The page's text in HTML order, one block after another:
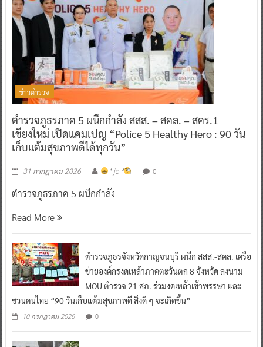
ข่าวตำรวจ
ตำรวจภูธรภาค 5 ผนึกกำลัง สสส. – สคล. – สคร.1
เชียงใหม่ เปิดแคมเปญ “Police 5 Healthy Hero : 90 วัน
เก็บแต้มสุขภาพดีได้ทุกวัน”
31 กรกฎาคม 2026 ^ jo ^ 0
ตำรวจภูธรภาค 5 ผนึกกำลัง
Read More
ตำรวจภูธรจังหวัดกาญจนบุรี ผนึก สสส.-สคล. เครือ
ข่ายองค์กรงดเหล้าภาคตะวันตก 8 จังหวัด ลงนาม
MOU ตำรวจ 21 สภ. ร่วมงดเหล้าเข้าพรรษา และ
ชวนคนไทย “90 วันเก็บแต้มสุขภาพดี สิ่งดี ๆ จะเกิดขึ้น”
10 กรกฎาคม 2026 0